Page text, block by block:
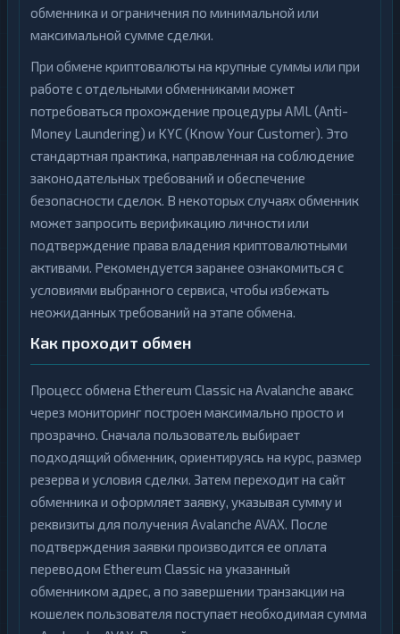
обменника и ограничения по минимальной или
максимальной сумме сделки.
При обмене криптовалюты на крупные суммы или при
работе с отдельными обменниками может
потребоваться прохождение процедуры AML (Anti-
Money Laundering) и KYC (Know Your Customer). Это
стандартная практика, направленная на соблюдение
законодательных требований и обеспечение
безопасности сделок. В некоторых случаях обменник
может запросить верификацию личности или
подтверждение права владения криптовалютными
активами. Рекомендуется заранее ознакомиться с
условиями выбранного сервиса, чтобы избежать
неожиданных требований на этапе обмена.
Как проходит обмен
Процесс обмена Ethereum Classic на Avalanche авакс
через мониторинг построен максимально просто и
прозрачно. Сначала пользователь выбирает
подходящий обменник, ориентируясь на курс, размер
резерва и условия сделки. Затем переходит на сайт
обменника и оформляет заявку, указывая сумму и
реквизиты для получения Avalanche AVAX. После
подтверждения заявки производится ее оплата
переводом Ethereum Classic на указанный
обменником адрес, а по завершении транзакции на
кошелек пользователя поступает необходимая сумма